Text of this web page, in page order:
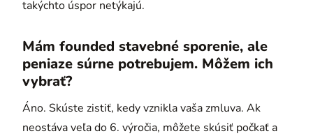
takýchto úspor netýkajú.
Mám founded stavebné sporenie, ale
peniaze súrne potrebujem. Môžem ich
vybrať?
Áno. Skúste zistiť, kedy vznikla vaša zmluva. Ak
neostáva veľa do 6. výročia, môžete skúsiť počkať a